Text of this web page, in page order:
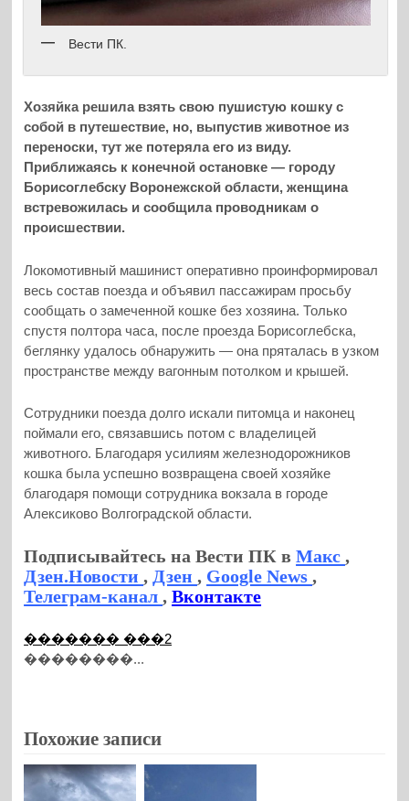
Вести ПК.
Хозяйка решила взять свою пушистую кошку с
собой в путешествие, но, выпустив животное из
переноски, тут же потеряла его из виду.
Приближаясь к конечной остановке — городу
Борисоглебску Воронежской области, женщина
встревожилась и сообщила проводникам о
происшествии.
Локомотивный машинист оперативно проинформировал
весь состав поезда и объявил пассажирам просьбу
сообщать о замеченной кошке без хозяина. Только
спустя полтора часа, после проезда Борисоглебска,
беглянку удалось обнаружить — она пряталась в узком
пространстве между вагонным потолком и крышей.
Сотрудники поезда долго искали питомца и наконец
поймали его, связавшись потом с владелицей
животного. Благодаря усилиям железнодорожников
кошка была успешно возвращена своей хозяйке
благодаря помощи сотрудника вокзала в городе
Алексиково Волгоградской области.
Подписывайтесь на Вести ПК вМакс,
Дзен.Новости,Дзен, Google News,
Телеграм-канал,Вконтакте
������� ���2
��������...
Похожие записи